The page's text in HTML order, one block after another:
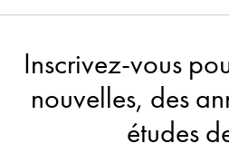
Inscrivez-vous
nouvelles, des
études